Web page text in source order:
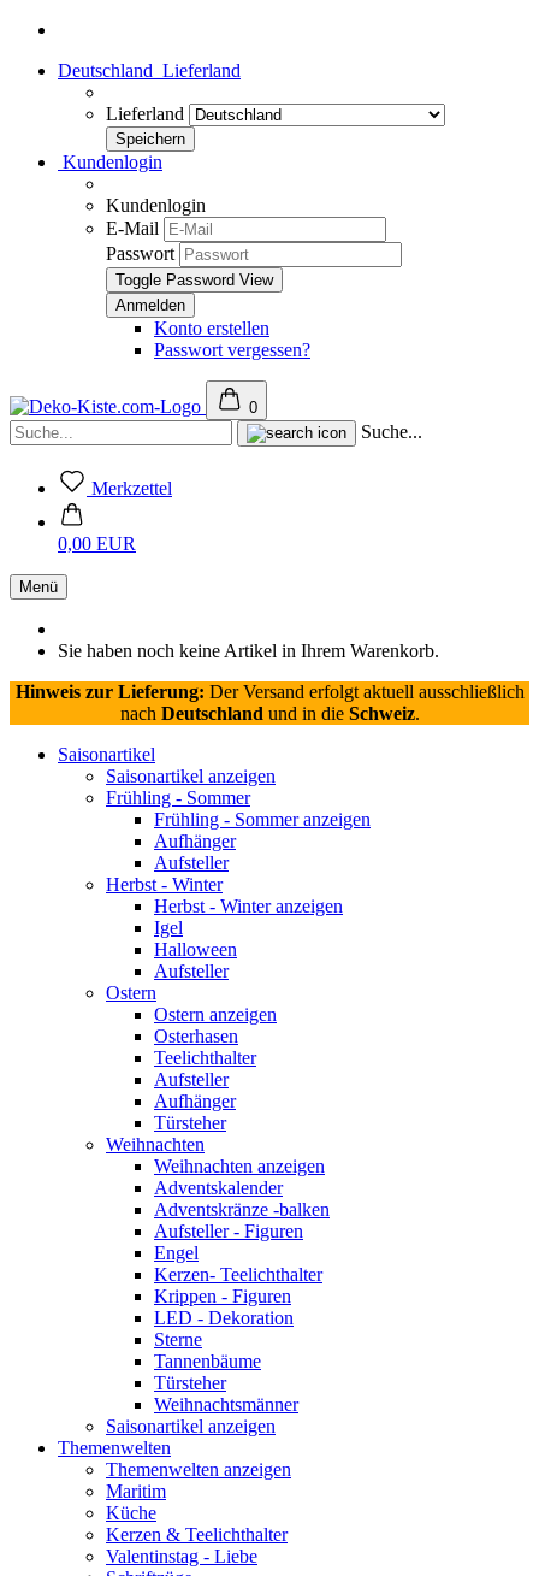
Deutschland Lieferland
Lieferland
Kundenlogin
Kundenlogin
E-Mail
Passwort
Toggle Password View
Konto erstellen
Passwort vergessen?
0
Suche...
Merkzettel
0,00 EUR
Menü
Sie haben noch keine Artikel in Ihrem Warenkorb.
Hinweis zur Lieferung: Der Versand erfolgt aktuell ausschließlich
nach Deutschland und in die Schweiz.
Saisonartikel
Saisonartikel anzeigen
Frühling - Sommer
Frühling - Sommer anzeigen
Aufhänger
Aufsteller
Herbst - Winter
Herbst - Winter anzeigen
Igel
Halloween
Aufsteller
Ostern
Ostern anzeigen
Osterhasen
Teelichthalter
Aufsteller
Aufhänger
Türsteher
Weihnachten
Weihnachten anzeigen
Adventskalender
Adventskränze -balken
Aufsteller - Figuren
Engel
Kerzen- Teelichthalter
Krippen - Figuren
LED - Dekoration
Sterne
Tannenbäume
Türsteher
Weihnachtsmänner
Saisonartikel anzeigen
Themenwelten
Themenwelten anzeigen
Maritim
Küche
Kerzen & Teelichthalter
Valentinstag - Liebe